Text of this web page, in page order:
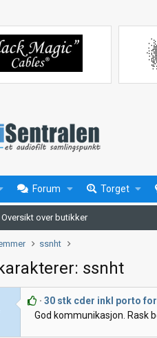
Forum Torget
Oversikt over butikker
ssnht
ssnht
30 stk cder inkl porto
God kommunikasjon. Rask